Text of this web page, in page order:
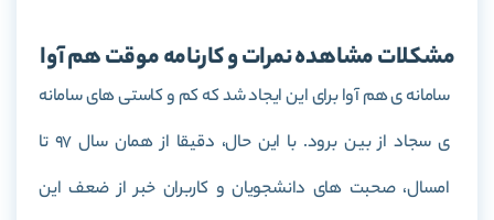
مشکلات مشاهده نمرات و کارنامه موقت هم آوا
سامانه ی هم آوا برای این ایجاد شد که کم و کاستی های سامانه
ی سجاد از بین برود. با این حال، دقیقا از همان سال 97 تا
امسال، صحبت های دانشجویان و کاربران خبر از ضعف این